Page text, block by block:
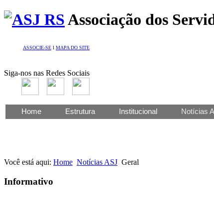
Associação dos
ASSOCIE-SE l MAPA DO SITE
Siga-nos nas Redes Sociais
Home Estrutura Institucional Notícias
Você está aqui: Home Notícias ASJ Geral
Informativo